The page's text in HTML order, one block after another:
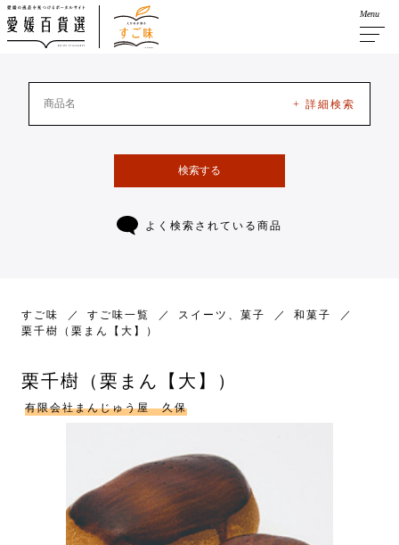
Menu
+ 詳細検索
検索する
よく検索されている商品
すご味 すご味一覧 スイーツ、菓子
和菓子
栗千樹（栗まん【大】）
栗千樹（栗まん【大】）
有限会社まんじゅう屋 久保